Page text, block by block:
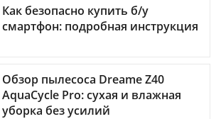
Как безопасно купить б/у
смартфон: подробная инструкция
Обзор пылесоса Dreame Z40
AquaCycle Pro: сухая и влажная
уборка без усилий